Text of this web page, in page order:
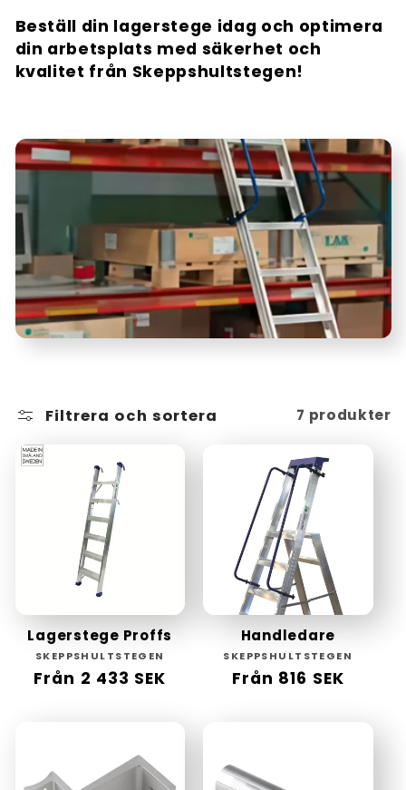
Beställ din lagerstege idag och optimera
din arbetsplats med säkerhet och
kvalitet från Skeppshultstegen!
Filtrera och sortera 7 produkter
Lagerstege Proffs
Säljare:
SKEPPSHULTSTEGEN
Ordinarie
Från 2 433 SEK
Handledare
Säljare:
SKEPPSHULTSTEGEN
Ordinarie
Från 816 SEK